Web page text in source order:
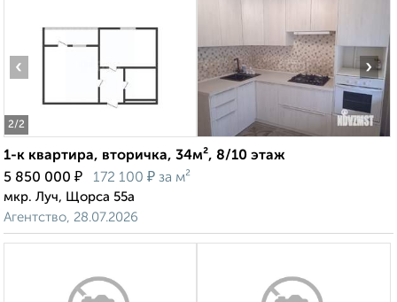
2/2
‹ ›
1-к квартира, вторичка, 34м², 8/10 этаж
5 850 000 ₽ 172 100 ₽ за м²
мкр. Луч, Щорса 55а
Агентство, 28.07.2026